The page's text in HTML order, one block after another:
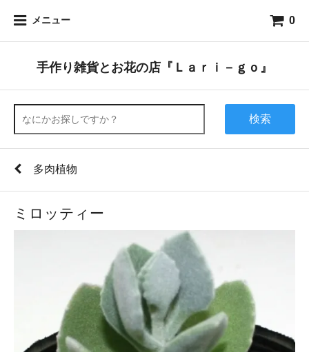
メニュー 0
手作り雑貨とお花の店『Ｌａｒｉ－ｇｏ』
検索
多肉植物
ミロッティー